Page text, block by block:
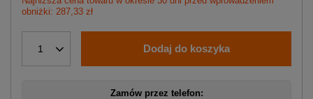
obniżki: 287,33 zł
1 Dodaj do koszyka
Zamów przez telefon: